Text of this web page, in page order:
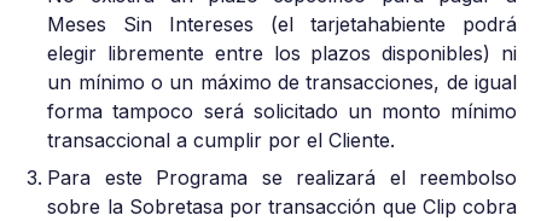
Meses Sin Intereses (el tarjetahabiente podrá
elegir libremente entre los plazos disponibles) ni
un mínimo o un máximo de transacciones, de igual
forma tampoco será solicitado un monto mínimo
transaccional a cumplir por el Cliente.
Para este Programa se realizará el reembolso
sobre la Sobretasa por transacción que Clip cobra